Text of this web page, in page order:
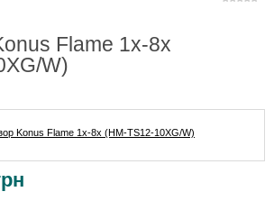
Flame 1x-8x
W)